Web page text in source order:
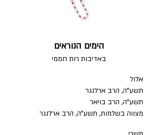
הימים הנוראים
באדיבות רות חממי
אלול
תשע"ה, הרב ארלנגר
תשע"ה, הרב בויאר
מצווה בשלמות, תשע"ה, הרב ארלנגר